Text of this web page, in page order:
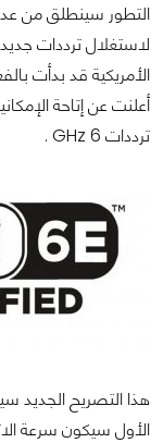
التطور سينطلق من
ترددات 6 GHz .
هذا التصريح الجديد
الأول سيكون سرعة